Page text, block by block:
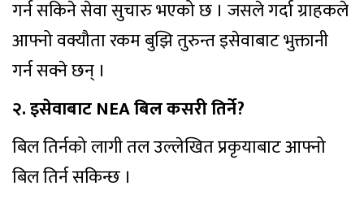
गर्न सकिने सेवा सुचारु भएको छ । जसले गर्दा ग्राहकले
आफ्नो वक्यौता रकम बुझि तुरुन्त इसेवाबाट भुक्तानी
गर्न सक्ने छन् ।
२. इसेवाबाट NEA बिल कसरी तिर्ने?
बिल तिर्नको लागी तल उल्लेखित प्रकृयाबाट आफ्नो
बिल तिर्न सकिन्छ ।